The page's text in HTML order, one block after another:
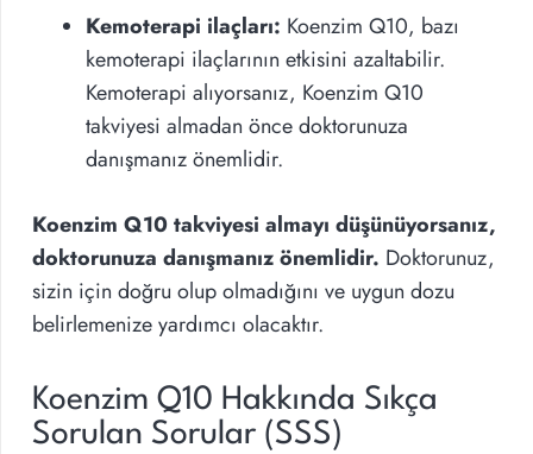
Kemoterapi ilaçları: Koenzim Q10, bazı
kemoterapi ilaçlarının etkisini azaltabilir.
Kemoterapi alıyorsanız, Koenzim Q10
takviyesi almadan önce doktorunuza
danışmanız önemlidir.
Koenzim Q10 takviyesi almayı düşünüyorsanız,
doktorunuza danışmanız önemlidir. Doktorunuz,
sizin için doğru olup olmadığını ve uygun dozu
belirlemenize yardımcı olacaktır.
Koenzim Q10 Hakkında Sıkça
Sorulan Sorular (SSS)